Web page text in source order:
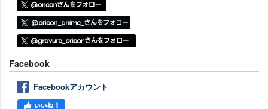
Facebook
Facebookアカウント